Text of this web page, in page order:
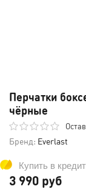
Перчатки
чёрные
Бренд: Everlast
Купить в кредит
3 990 руб